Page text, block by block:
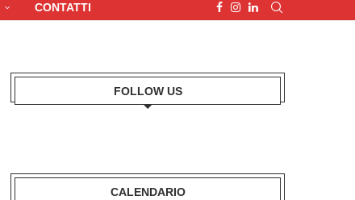
CONTATTI
FOLLOW US
CALENDARIO